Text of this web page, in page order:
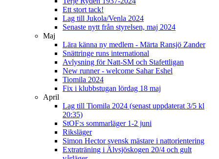
Ett stort tack!
Lag till Jukola/Venla 2024
Senaste nytt från styrelsen, maj 2024
Maj
Lära känna ny medlem - Märta Ransjö Zander
Snättringe runs international
Avlysning för Natt-SM och Stafettligan
New runner - welcome Sahar Eshel
Tiomila 2024
Fix i klubbstugan lördag 18 maj
April
Lag till Tiomila 2024 (senast uppdaterat 3/5 kl
20:35)
StOF:s sommarläger 1-2 juni
Riksläger
Simon Hector svensk mästare i nattorientering
Extraträning i Älvsjöskogen 20/4 och gult